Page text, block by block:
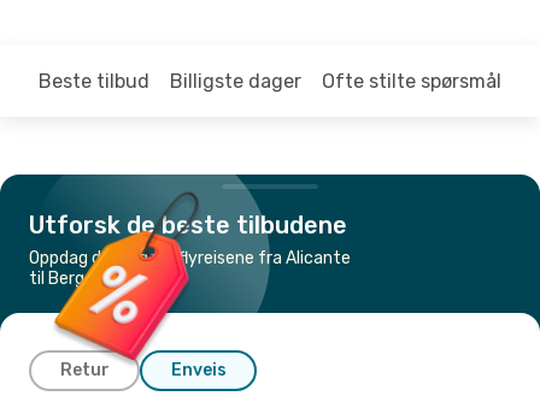
Beste tilbud Billigste dager Ofte stilte spørsmål
Utforsk de beste tilbudene
Oppdag de billigste flyreisene fra Alicante
til Bergen
Retur Enveis